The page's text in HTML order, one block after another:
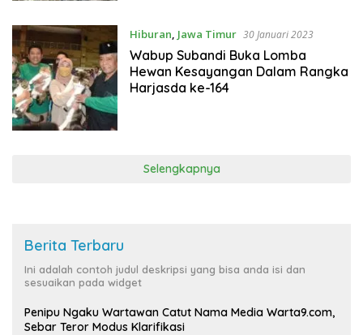
Hiburan, Jawa Timur 30 Januari 2023
Wabup Subandi Buka Lomba
Hewan Kesayangan Dalam Rangka
Harjasda ke-164
Selengkapnya
Berita Terbaru
Ini adalah contoh judul deskripsi yang bisa anda isi dan
sesuaikan pada widget
Penipu Ngaku Wartawan Catut Nama Media Warta9.com,
Sebar Teror Modus Klarifikasi